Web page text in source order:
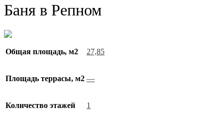
Баня в Репном
Общая площадь, м2 27,85
Площадь террасы, м2 —
Количество этажей 1